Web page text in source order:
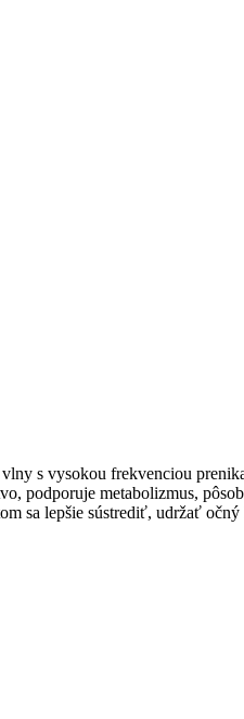
s vysokou frekvenciou
podporuje metabolizmus,
sa lepšie sústrediť, udržať